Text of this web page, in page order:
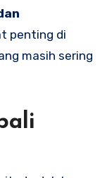
penting di
masih sering